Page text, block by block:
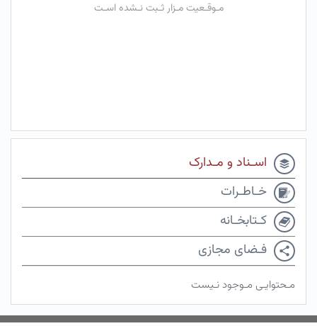
مـوقـعیت مـزار ثـبت نـشده اسـت
اسـناد و مـدارک
خـاطـرات
کـتابخـانه
فـضای مجازی
مـحتوایـی مـوجود نـیست